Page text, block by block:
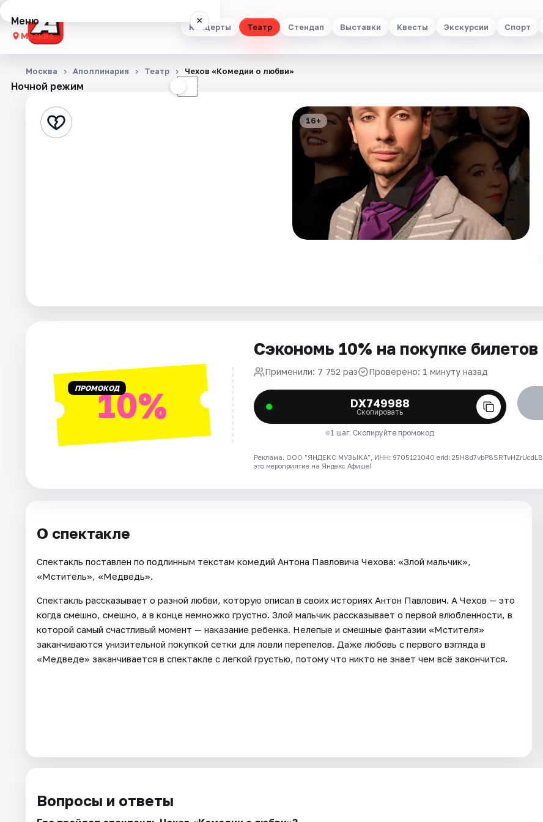
Концерты Театр Стендап Выставки Квесты Экскурсии Спорт
Меню ×
Москва
Концерты
Стендап
Города
Рейтинги
Ночной режим ☾
Москва Аполлинария Театр Чехов «Комедии о любви»
16+
ПРОМОКОД10%
Сэкономь 10% на покупке билетов
Применили: 7 752 раз Проверено: 1 минуту назад
DX749988
Скопировать
1 шаг. Скопируйте промокод
Реклама. ООО "ЯНДЕКС МУЗЫКА", ИНН: 9705121040 erid: 25H8d7vbP8SRTvHZrUcdLB
это мероприятие на Яндекс Афише!
О спектакле
Спектакль поставлен по подлинным текстам комедий Антона Павловича Чехова: «Злой мальчик»,
«Мститель», «Медведь».
Спектакль рассказывает о разной любви, которую описал в своих историях Антон Павлович. А Чехов — это
когда смешно, смешно, а в конце немножко грустно. Злой мальчик рассказывает о первой влюбленности, в
которой самый счастливый момент — наказание ребенка. Нелепые и смешные фантазии «Мстителя»
заканчиваются унизительной покупкой сетки для ловли перепелов. Даже любовь с первого взгляда в
«Медведе» заканчивается в спектакле с легкой грустью, потому что никто не знает чем всё закончится.
Вопросы и ответы